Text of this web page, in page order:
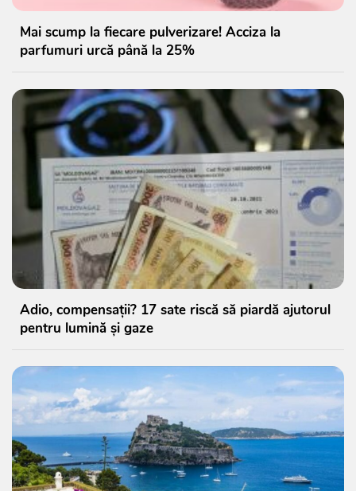
Mai scump la fiecare pulverizare! Acciza la
parfumuri urcă până la 25%
Adio, compensații? 17 sate riscă să piardă ajutorul
pentru lumină și gaze